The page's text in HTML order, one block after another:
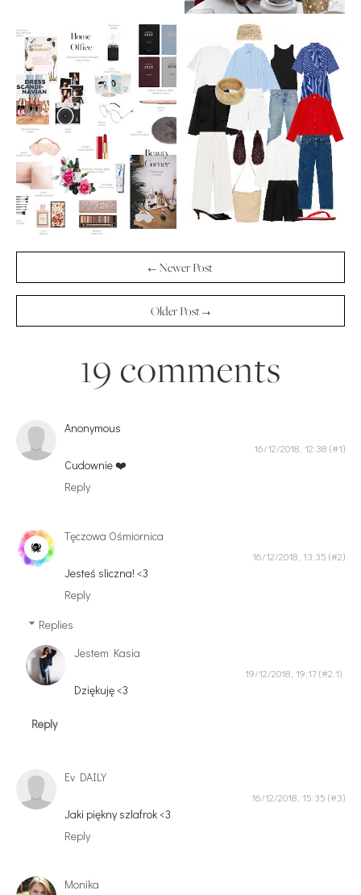
← Newer Post
Older Post →
19 comments
Anonymous
16/12/2018, 12:38
Cudownie ❤️
Reply
Tęczowa Ośmiornica
16/12/2018, 13:35
Jesteś sliczna! <3
Reply
Replies
Jestem Kasia
19/12/2018, 19:17
Dziękuję <3
Reply
Ev DAILY
16/12/2018, 15:35
Jaki piękny szlafrok <3
Reply
Monika